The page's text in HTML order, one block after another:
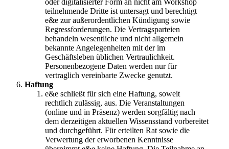
teilnehmende Dritte ist untersagt und berechtigt
e&e zur außerordentlichen Kündigung sowie
Regressforderungen. Die Vertragsparteien
behandeln wesentliche und nicht allgemein
bekannte Angelegenheiten mit der im
Geschäftsleben üblichen Vertraulichkeit.
Personenbezogene Daten werden nur für
vertraglich vereinbarte Zwecke genutzt.
Haftung
e&e schließt für sich eine Haftung, soweit
rechtlich zulässig, aus. Die Veranstaltungen
(online und in Präsenz) werden sorgfältig nach
dem derzeitigen aktuellen Wissensstand vorbereitet
und durchgeführt. Für erteilten Rat sowie die
Verwertung der erworbenen Kenntnisse